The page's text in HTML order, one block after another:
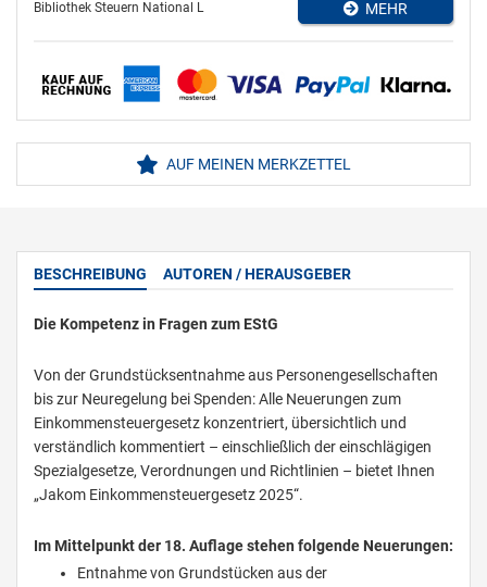
Bibliothek Steuern National L MEHR
AUF MEINEN MERKZETTEL
BESCHREIBUNG AUTOREN / HERAUSGEBER
Die Kompetenz in Fragen zum EStG
Von der Grundstücksentnahme aus Personengesellschaften
bis zur Neuregelung bei Spenden: Alle Neuerungen zum
Einkommensteuergesetz konzentriert, übersichtlich und
verständlich kommentiert – einschließlich der einschlägigen
Spezialgesetze, Verordnungen und Richtlinien – bietet Ihnen
„Jakom Einkommensteuergesetz 2025“.
Im Mittelpunkt der 18. Auflage stehen folgende Neuerungen:
Entnahme von Grundstücken aus der